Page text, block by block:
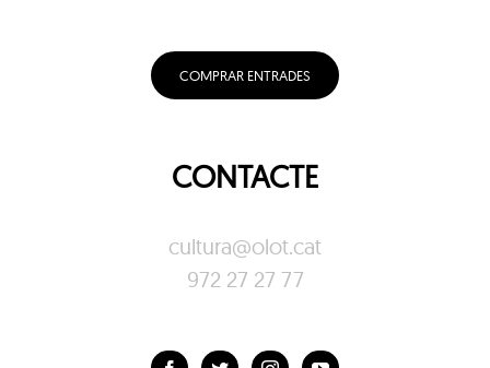
COMPRAR ENTRADES
CONTACTE
cultura@olot.cat
972 27 27 77